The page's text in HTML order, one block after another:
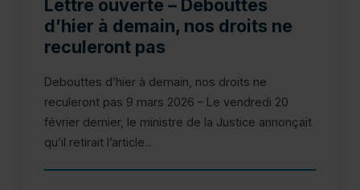
Lettre ouverte – Debouttes
d’hier à demain, nos droits ne
reculeront pas
Debouttes d’hier à demain, nos droits ne
reculeront pas 9 mars 2026 – Le vendredi 20
février dernier, le ministre de la Justice annonçait
qu’il retirait l’article...